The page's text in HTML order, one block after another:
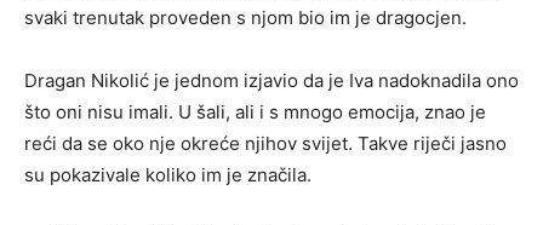
svaki trenutak proveden s njom bio im je dragocjen.
Dragan Nikolić je jednom izjavio da je Iva nadoknadila ono
što oni nisu imali. U šali, ali i s mnogo emocija, znao je
reći da se oko nje okreće njihov svijet. Takve riječi jasno
su pokazivale koliko im je značila.